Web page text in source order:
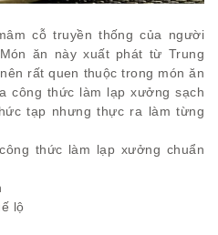
cỗ truyền thống của người
ăn này xuất phát từ Trung
rất quen thuộc trong món ăn
công thức làm lạp xưởng sạch
tạp nhưng thực ra làm từng
thức làm lạp xưởng chuẩn
lộ